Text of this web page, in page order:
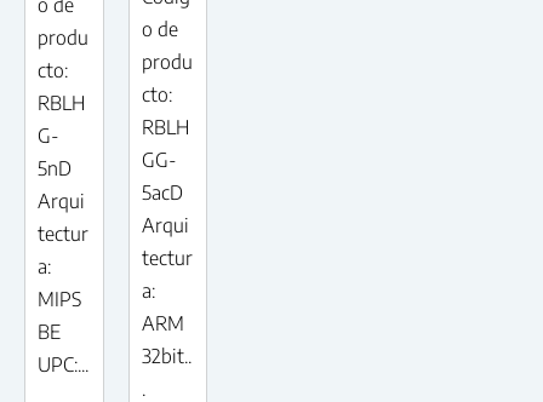
o de
produ
cto:
RBLH
G-
5nD
Arqui
tectur
a:
MIPS
BE
UPC:...
o de
produ
cto:
RBLH
GG-
5acD
Arqui
tectur
a:
ARM
32bit..
.